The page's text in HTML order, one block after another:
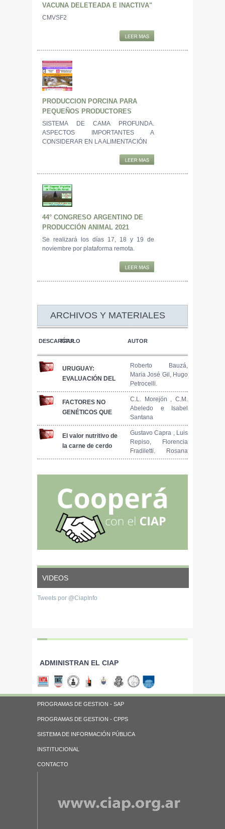
VACUNA DELETEADA E INACTIVA"
CMVSF2
PRODUCCION PORCINA PARA
PEQUEÑOS PRODUCTORES
SISTEMA DE CAMA PROFUNDA.
ASPECTOS IMPORTANTES A
CONSIDERAR EN LA ALIMENTACIÓN
44° CONGRESO ARGENTINO DE
PRODUCCIÓN ANIMAL 2021
Se realizará los días 17, 18 y 19 de
noviembre por plataforma remota.
ARCHIVOS Y MATERIALES
DESCARGAR
TÍTULO AUTOR
URUGUAY:
EVALUACIÓN DEL
PRODUCTIVO DE
CUATRO TIPOS
SOMETIDOS A LOS
TRES SISTEMAS DE
ALIMENTACIÓN
PAÍS
Roberto Bauzá,
Maria José Gil, Hugo
Petrocelli.
FACTORES NO
GENÉTICOS QUE
COMPORTAMIENTO
REPRODUCTIVO DE
C.L. Morejón , C.M.
Abeledo e Isabel
Santana
El valor nutritivo de
la carne de cerdo
Gustavo Capra , Luis
Repiso, Florencia
Fradiletti, Rosana
Martínez, Sonia
VIDEOS
Tweets por @CiapInfo
ADMINISTRAN EL CIAP
PROGRAMAS DE GESTION - SAP
PROGRAMAS DE GESTION - CPPS
SISTEMA DE INFORMACIÓN PÚBLICA
INSTITUCIONAL
CONTACTO